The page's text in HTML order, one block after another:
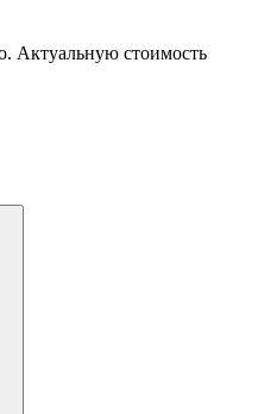
Актуальную стоимость